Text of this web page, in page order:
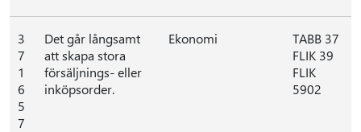
3
7
1
6
5
7
Det går långsamt
att skapa stora
försäljnings- eller
inköpsorder.
Ekonomi
TABB 37
FLIK 39
FLIK
5902